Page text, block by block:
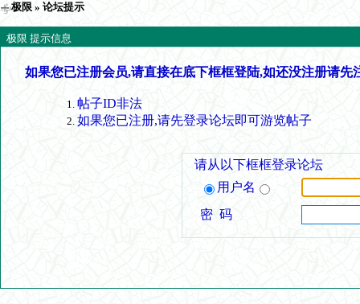
极限 » 论坛提示
极限 提示信息
如果您已注册会员,请直接在底下框框登陆,如还没注册请先
帖子ID非法
如果您已注册,请先登录论坛即可游览帖子
请从以下框框登录论坛
用户名
密 码